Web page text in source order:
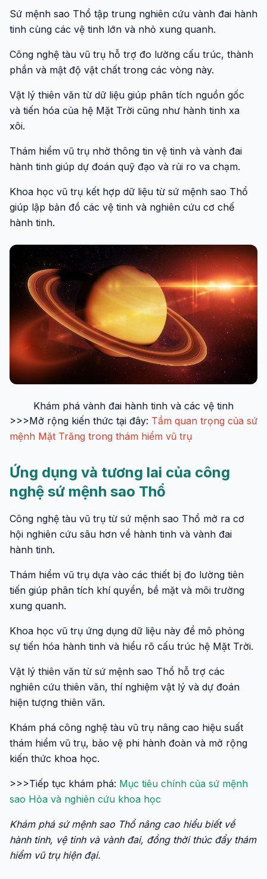
Sứ mệnh sao Thổ tập trung nghiên cứu vành đai hành
tinh cùng các vệ tinh lớn và nhỏ xung quanh.
Công nghệ tàu vũ trụ hỗ trợ đo lường cấu trúc, thành
phần và mật độ vật chất trong các vòng này.
Vật lý thiên văn từ dữ liệu giúp phân tích nguồn gốc
và tiến hóa của hệ Mặt Trời cũng như hành tinh xa
xôi.
Thám hiểm vũ trụ nhờ thông tin vệ tinh và vành đai
hành tinh giúp dự đoán quỹ đạo và rủi ro va chạm.
Khoa học vũ trụ kết hợp dữ liệu từ sứ mệnh sao Thổ
giúp lập bản đồ các vệ tinh và nghiên cứu cơ chế
hành tinh.
Khám phá vành đai hành tinh và các vệ tinh
>>>Mở rộng kiến thức tại đây: Tầm quan trọng của sứ
mệnh Mặt Trăng trong thám hiểm vũ trụ
Ứng dụng và tương lai của công
nghệ sứ mệnh sao Thổ
Công nghệ tàu vũ trụ từ sứ mệnh sao Thổ mở ra cơ
hội nghiên cứu sâu hơn về hành tinh và vành đai
hành tinh.
Thám hiểm vũ trụ dựa vào các thiết bị đo lường tiên
tiến giúp phân tích khí quyển, bề mặt và môi trường
xung quanh.
Khoa học vũ trụ ứng dụng dữ liệu này để mô phỏng
sự tiến hóa hành tinh và hiểu rõ cấu trúc hệ Mặt Trời.
Vật lý thiên văn từ sứ mệnh sao Thổ hỗ trợ các
nghiên cứu thiên văn, thí nghiệm vật lý và dự đoán
hiện tượng thiên văn.
Khám phá công nghệ tàu vũ trụ nâng cao hiệu suất
thám hiểm vũ trụ, bảo vệ phi hành đoàn và mở rộng
kiến thức khoa học.
>>>Tiếp tục khám phá: Mục tiêu chính của sứ mệnh
sao Hỏa và nghiên cứu khoa học
Khám phá sứ mệnh sao Thổ nâng cao hiểu biết về
hành tinh, vệ tinh và vành đai, đồng thời thúc đẩy thám
hiểm vũ trụ hiện đại.